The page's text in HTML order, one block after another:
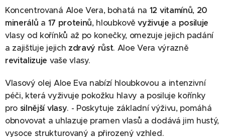
Koncentrovaná Aloe Vera, bohatá na 12 vitamínů, 20
minerálů a 17 proteinů, hloubkověvyživuje a posiluje
vlasy od kořínků až po konečky, omezuje jejich padání
a zajišťuje jejich zdravý růst. Aloe Vera výrazně
revitalizuje vaše vlasy.
Vlasový olej Aloe Eva nabízí hloubkovou a intenzivní
péči, která vyživuje pokožku hlavy a posiluje kořínky
pro silnější vlasy. - Poskytuje základní výživu, pomáhá
obnovovat a uhlazuje pramen vlasů a dodává jim hustý,
vysoce strukturovaný a přirozený vzhled.